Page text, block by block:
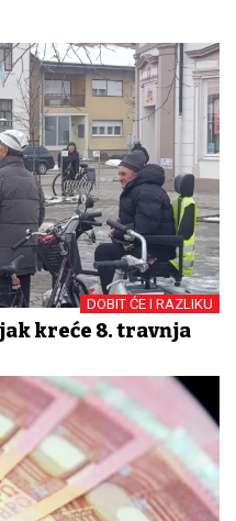
DOBIT ĆE I RAZLIKU
kreće 8. travnja